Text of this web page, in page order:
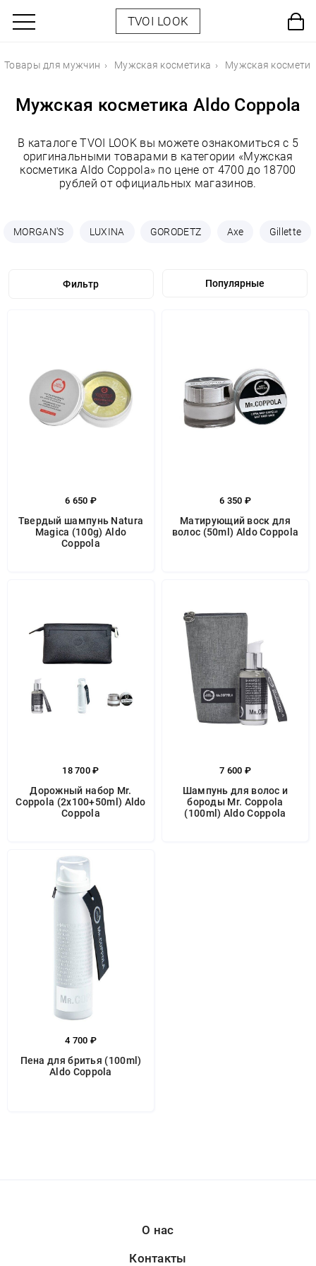
TVOI LOOK
Товары для мужчин Мужская косметика Мужская
Мужская косметика Aldo Coppola
В каталоге TVOI LOOK вы можете ознакомиться с 5
оригинальными товарами в категории «Мужская
косметика Aldo Coppola» по цене от 4700 до 18700
рублей от официальных магазинов.
MORGAN'S LUXINA GORODETZ Axe Gillette
Фильтр
6 650 ₽
Твердый шампунь Natura
Magica (100g) Aldo
Coppola
6 350 ₽
Матирующий воск для
волос (50ml) Aldo Coppola
18 700 ₽
Дорожный набор Mr.
Coppola (2x100+50ml) Aldo
Coppola
7 600 ₽
Шампунь для волос и
бороды Mr. Coppola
(100ml) Aldo Coppola
4 700 ₽
Пена для бритья (100ml)
Aldo Coppola
О нас
Контакты